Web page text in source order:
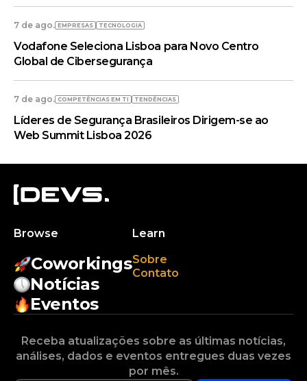
7 de ago. EMPRESAS TECNOLOGIA
Vodafone Seleciona Lisboa para Novo Centro
Global de Cibersegurança
7 de ago. COMPETÊNCIAS EM TI TENDÊNCIAS
Líderes de Segurança Brasileiros Dirigem-se ao
Web Summit Lisboa 2026
Browse
Coworkings
Notícias
Eventos
Learn
Sobre
Contato
Receba atualizações sobre as últimas notícias,
análises, dados e eventos entregues duas vezes
por mês.